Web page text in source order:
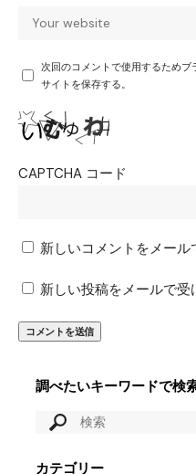
次回のコメントで使用するためブ
サイトを保存する。
CAPTCHA コード
新しいコメントをメール
新しい投稿をメールで受
調べたいキーワードで検
カテゴリー